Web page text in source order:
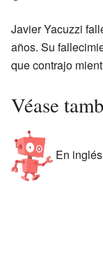
Javier Yacuzzi
años. Su
que contrajo
Véase
En